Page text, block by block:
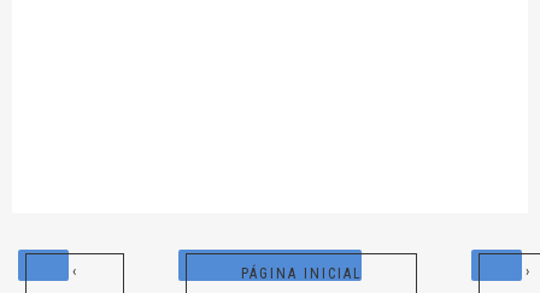
‹ ›
PÁGINA INICIAL